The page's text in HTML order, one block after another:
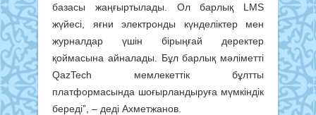
базасы жаңғыртылады. Ол барлық LMS
жүйесі, яғни электронды күнделіктер мен
журналдар үшін бірыңғай деректер
қоймасына айналады. Бұл барлық мәліметті
QazTech мемлекеттік бұлтты
платформасында шоғырландыруға мүмкіндік
береді”, – деді Ахметжанов.